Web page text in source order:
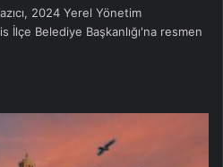
2024 Yerel Yönetim
İlçe Belediye Başkanlığı'na resmen